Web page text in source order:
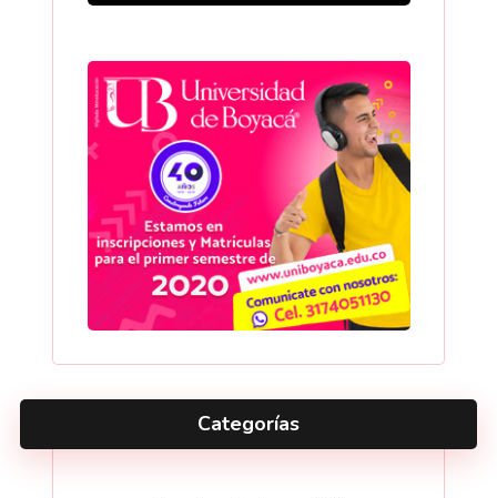
Categorías